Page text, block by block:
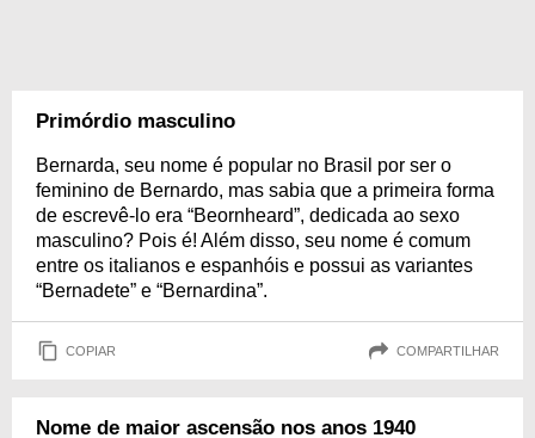
Primórdio masculino
Bernarda, seu nome é popular no Brasil por ser o
feminino de Bernardo, mas sabia que a primeira forma
de escrevê-lo era “Beornheard”, dedicada ao sexo
masculino? Pois é! Além disso, seu nome é comum
entre os italianos e espanhóis e possui as variantes
“Bernadete” e “Bernardina”.
COPIAR COMPARTILHAR
Nome de maior ascensão nos anos 1940